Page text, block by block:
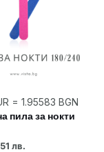
= 1.95583 BGN
пила за нокти
лв.